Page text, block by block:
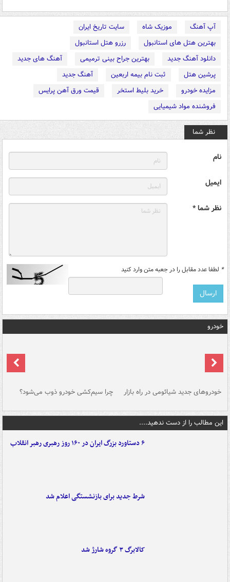
آپ آهنگ موزیک شاه
سایت تاریخ ایران
بهترین هتل های استانبول
رزرو هتل استانبول
دانلود آهنگ جدید
بهترین جراح بینی ترمیمی
آهنگ های جدید
پرشین هتل
ثبت نام بیمه اربعین
آهنگ جدید
مزایده خودرو
خرید بلیط استخر
قیمت ورق آهن پرایس
فروشنده مواد شیمیایی
نظر شما
نام
ایمیل
نظر شما *
* لطفا عدد مقابل را در جعبه متن وارد کنید
خودرو
خودروهای جدید شیائومی در راه بازار چرا سیم‌کشی خودرو ذوب می‌شود؟
این مطالب را از دست ندهید....
۶ دستاورد بزرگ ایران در ۱۶۰ روز رهبری رهبر انقلاب
شرط جدید برای بازنشستگی اعلام شد
کالابرگ ۳ گروه شارژ شد